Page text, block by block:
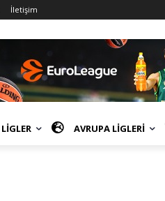
İletişim
LİGLER AVRUPA LİGLERİ